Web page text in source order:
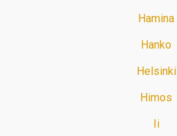
Hamina
Hanko
Helsinki
Himos
Ii